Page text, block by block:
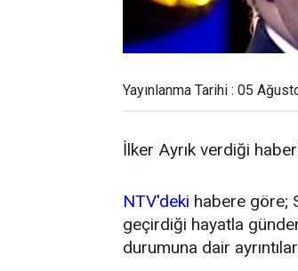
Yayınlanma Tarihi : 05
İlker Ayrık verdiği
NTV'deki habere göre;
geçirdiği hayatla
durumuna dair